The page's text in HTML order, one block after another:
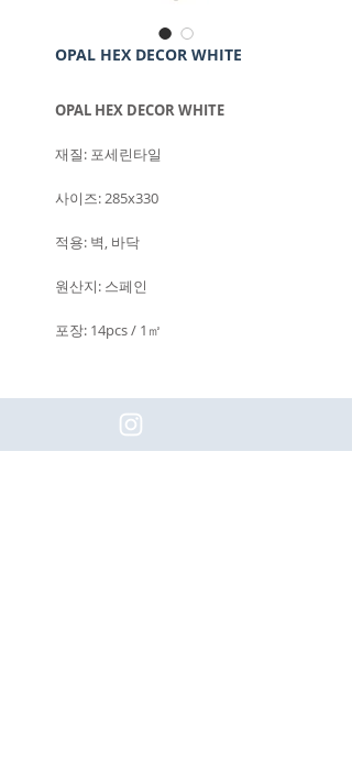
OPAL HEX DECOR WHITE
OPAL HEX DECOR WHITE
재질: 포세린타일
사이즈: 285x330
적용: 벽, 바닥
원산지: 스페인
포장: 14pcs / 1㎡